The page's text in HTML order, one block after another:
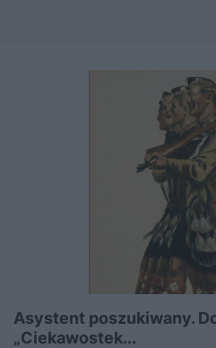
Asystent poszukiwany.
„Ciekawostek...